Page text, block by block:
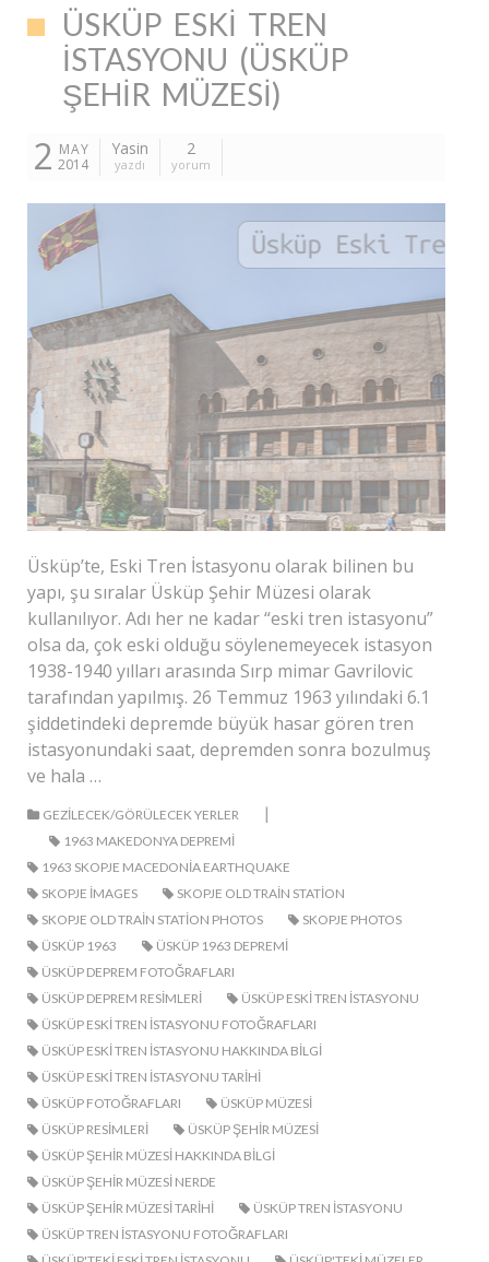
ÜSKÜP ESKI TREN
İSTASYONU (ÜSKÜP
ŞEHIR MÜZESI)
2 MAY
2014
Yasin
yazdı
2
yorum
Üsküp’te, Eski Tren İstasyonu olarak bilinen bu
yapı, şu sıralar Üsküp Şehir Müzesi olarak
kullanılıyor. Adı her ne kadar “eski tren istasyonu”
olsa da, çok eski olduğu söylenemeyecek istasyon
1938-1940 yılları arasında Sırp mimar Gavrilovic
tarafından yapılmış. 26 Temmuz 1963 yılındaki 6.1
şiddetindeki depremde büyük hasar gören tren
istasyonundaki saat, depremden sonra bozulmuş
ve hala …
GEZILECEK/GÖRÜLECEK YERLER |
1963 MAKEDONYA DEPREMI
1963 SKOPJE MACEDONIA EARTHQUAKE
SKOPJE IMAGES
SKOPJE OLD TRAIN STATION
SKOPJE OLD TRAIN STATION PHOTOS
SKOPJE PHOTOS
ÜSKÜP 1963
ÜSKÜP 1963 DEPREMI
ÜSKÜP DEPREM FOTOĞRAFLARI
ÜSKÜP DEPREM RESIMLERI
ÜSKÜP ESKI TREN ISTASYONU
ÜSKÜP ESKI TREN ISTASYONU FOTOĞRAFLARI
ÜSKÜP ESKI TREN ISTASYONU HAKKINDA BILGI
ÜSKÜP ESKI TREN ISTASYONU TARIHI
ÜSKÜP FOTOĞRAFLARI
ÜSKÜP MÜZESI
ÜSKÜP RESIMLERI
ÜSKÜP ŞEHIR MÜZESI
ÜSKÜP ŞEHIR MÜZESI HAKKINDA BILGI
ÜSKÜP ŞEHIR MÜZESI NERDE
ÜSKÜP ŞEHIR MÜZESI TARIHI
ÜSKÜP TREN ISTASYONU
ÜSKÜP TREN ISTASYONU FOTOĞRAFLARI